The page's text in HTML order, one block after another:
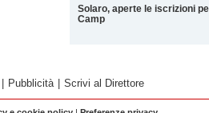
Solaro, aperte le iscrizioni
Camp
Pubblicità Scrivi al Direttore